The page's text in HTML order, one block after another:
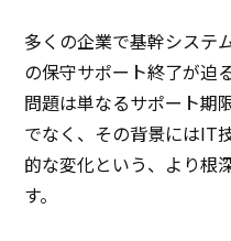
多くの企業で基幹システ
の保守サポート終了が迫
問題は単なるサポート期
でなく、その背景にはIT
的な変化という、より根
す。